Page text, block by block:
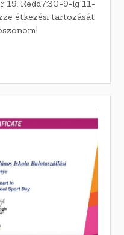
19. Kedd7:30-9-ig 11-
étkezési tartozását